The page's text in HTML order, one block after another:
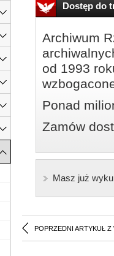
Dostęp do
Archiwum
od 1993
Ponad
Zamów
Masz już
POPRZEDNI ARTYKUŁ Z